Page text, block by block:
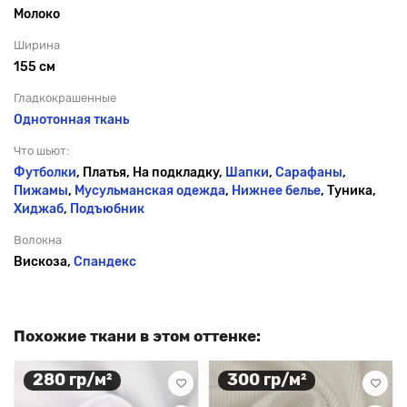
Молоко
Ширина
155 см
Гладкокрашенные
Однотонная ткань
Что шьют:
Футболки, Платья, На подкладку, Шапки, Сарафаны,
Пижамы, Мусульманская одежда, Нижнее белье, Туника,
Хиджаб, Подъюбник
Волокна
Вискоза, Спандекс
Похожие ткани в этом оттенке:
280 гр/м² 300 гр/м²